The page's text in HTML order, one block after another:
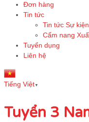
Đơn hàng
Tin tức
Tin tức Sự kiện
Cẩm nang
Tuyển dụng
Liên hệ
Tiếng Việt ▼
Tuyển 3